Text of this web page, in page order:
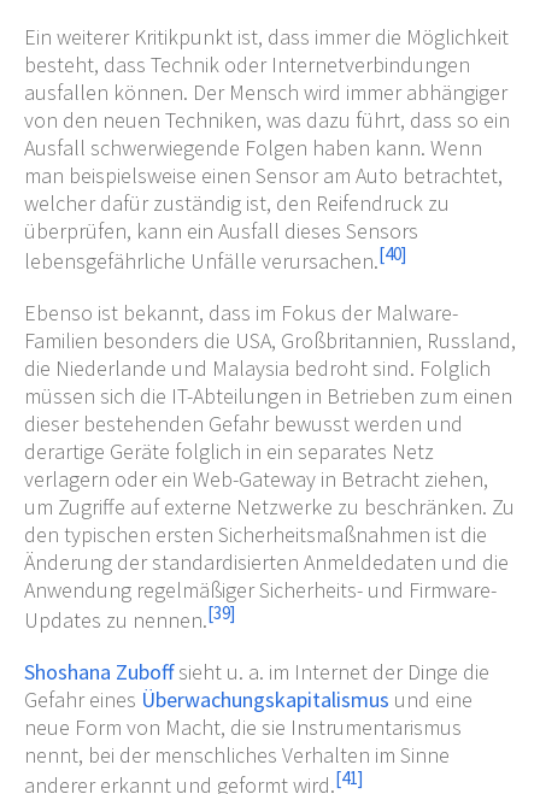
Ein weiterer Kritikpunkt ist, dass immer die Möglichkeit
besteht, dass Technik oder Internetverbindungen
ausfallen können. Der Mensch wird immer abhängiger
von den neuen Techniken, was dazu führt, dass so ein
Ausfall schwerwiegende Folgen haben kann. Wenn
man beispielsweise einen Sensor am Auto betrachtet,
welcher dafür zuständig ist, den Reifendruck zu
überprüfen, kann ein Ausfall dieses Sensors
lebensgefährliche Unfälle verursachen.[40]
Ebenso ist bekannt, dass im Fokus der Malware-
Familien besonders die USA, Großbritannien, Russland,
die Niederlande und Malaysia bedroht sind. Folglich
müssen sich die IT-Abteilungen in Betrieben zum einen
dieser bestehenden Gefahr bewusst werden und
derartige Geräte folglich in ein separates Netz
verlagern oder ein Web-Gateway in Betracht ziehen,
um Zugriffe auf externe Netzwerke zu beschränken. Zu
den typischen ersten Sicherheitsmaßnahmen ist die
Änderung der standardisierten Anmeldedaten und die
Anwendung regelmäßiger Sicherheits- und Firmware-
Updates zu nennen.[39]
Shoshana Zuboffsieht u. a. im Internet der Dinge die
Gefahr eines Überwachungskapitalismus und eine
neue Form von Macht, die sie Instrumentarismus
nennt, bei der menschliches Verhalten im Sinne
anderer erkannt und geformt wird.[41]